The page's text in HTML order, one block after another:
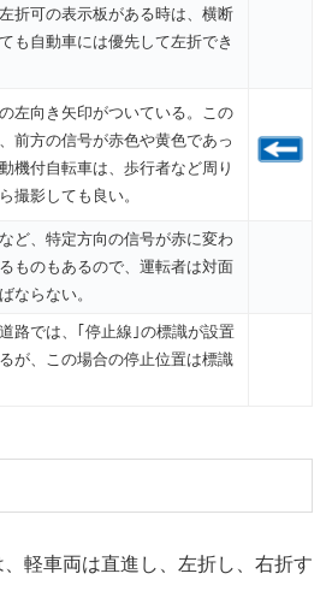
折可の表示板がある時は、横断
も自動車には優先して左折でき
左向き矢印がついている。この
前方の信号が赤色や黄色であっ
機付自転車は、歩行者など周り
撮影しても良い。
ど、特定方向の信号が赤に変わ
ものもあるので、運転者は対面
ならない。
路では、｢停止線｣の標識が設置
が、この場合の停止位置は標識
軽車両は直進し、左折し、右折す